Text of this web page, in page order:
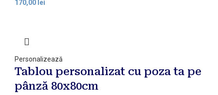
170,00 lei
Personalizează
Tablou personalizat cu poza ta pe
pânză 80x80cm